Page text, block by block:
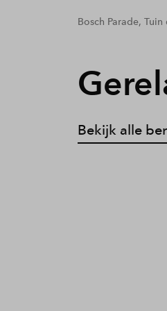
Bosch Parade,
Bekijk alle